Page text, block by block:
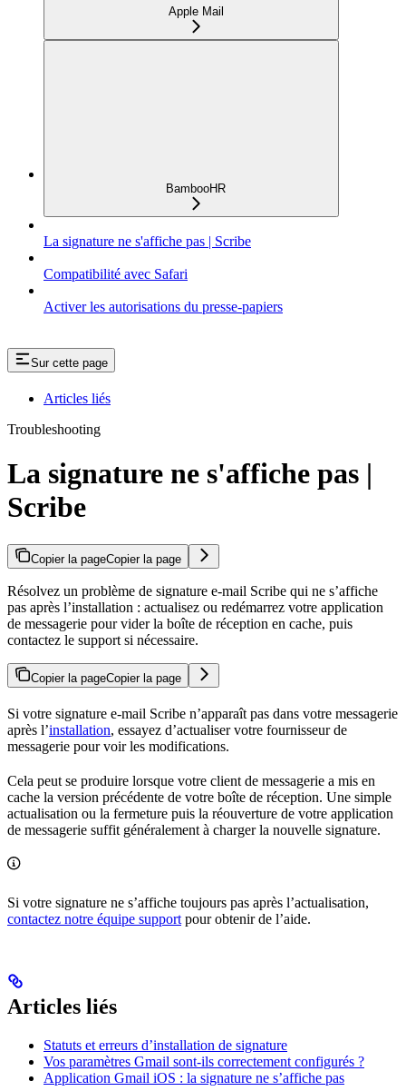
Apple Mail
BambooHR
La signature ne s'affiche pas | Scribe
Compatibilité avec Safari
Activer les autorisations du presse-papiers
Sur cette page
Articles liés
Troubleshooting
La signature ne s'affiche pas |
Scribe
Copier la pageCopier la page
Résolvez un problème de signature e-mail Scribe qui ne s’affiche
pas après l’installation : actualisez ou redémarrez votre application
de messagerie pour vider la boîte de réception en cache, puis
contactez le support si nécessaire.
Copier la pageCopier la page
Si votre signature e-mail Scribe n’apparaît pas dans votre messagerie
après l’installation, essayez d’actualiser votre fournisseur de
messagerie pour voir les modifications.
Cela peut se produire lorsque votre client de messagerie a mis en
cache la version précédente de votre boîte de réception. Une simple
actualisation ou la fermeture puis la réouverture de votre application
de messagerie suffit généralement à charger la nouvelle signature.
Si votre signature ne s’affiche toujours pas après l’actualisation,
contactez notre équipe support pour obtenir de l’aide.
Articles liés
Statuts et erreurs d’installation de signature
Vos paramètres Gmail sont-ils correctement configurés ?
Application Gmail iOS : la signature ne s’affiche pas